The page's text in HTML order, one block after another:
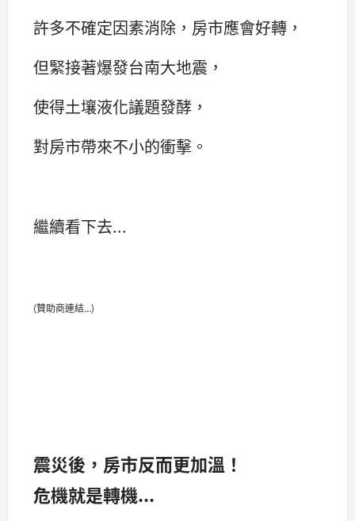
許多不確定因素消除，房市應會好轉，
但緊接著爆發台南大地震，
使得土壤液化議題發酵，
對房市帶來不小的衝擊。
繼續看下去...
(贊助商連結...)
震災後，房市反而更加溫！
危機就是轉機...